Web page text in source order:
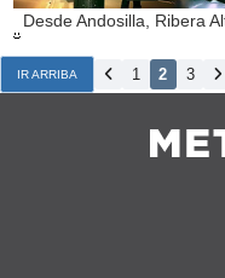
Desde Andosilla, Ribera
IR ARRIBA 1 2 3